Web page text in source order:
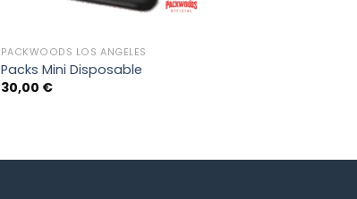
PACKWOODS LOS ANGELES
Packs Mini Disposable
30,00 €